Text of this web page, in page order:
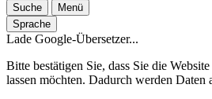
Suche
Menü
Sprache
Lade Google-Übersetzer...
Bitte bestätigen Sie, dass Sie die
lassen möchten. Dadurch werden Daten